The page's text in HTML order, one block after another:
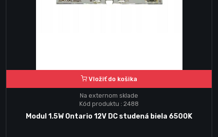
Vložiť do košika
Na externom sklade
Kód produktu : 2488
Modul 1.5W Ontario 12V DC studená biela 6500K